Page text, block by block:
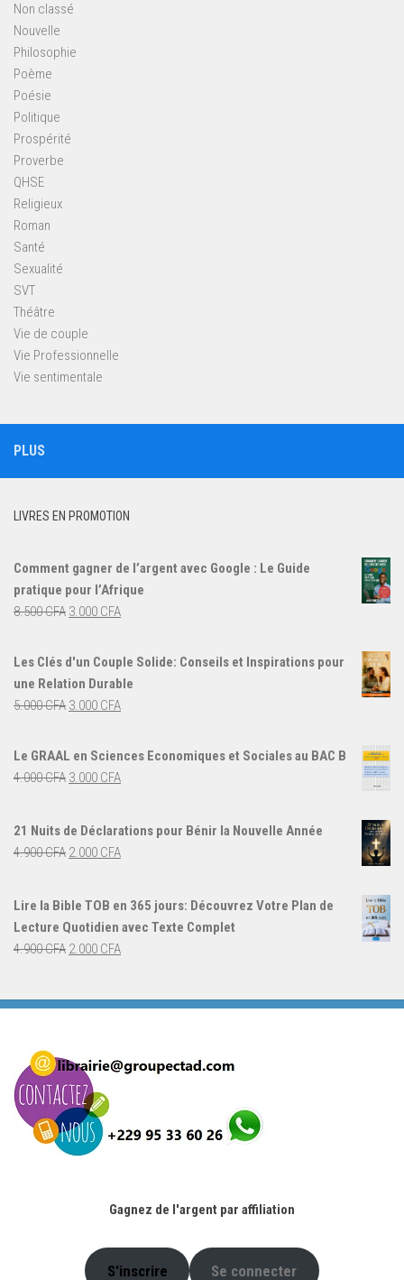
Non classé
Nouvelle
Philosophie
Poème
Poésie
Politique
Prospérité
Proverbe
QHSE
Religieux
Roman
Santé
Sexualité
SVT
Théâtre
Vie de couple
Vie Professionnelle
Vie sentimentale
PLUS
LIVRES EN PROMOTION
Comment gagner de l’argent avec Google : Le Guide
pratique pour l’Afrique
8.500CFA Le
initial
était :
8.500 CFA.
3.000 CFALe
actuel
est :
Les Clés d'un Couple Solide: Conseils et Inspirations pour
une Relation Durable
5.000CFA Le
initial
était :
3.000 CFALe
actuel
Le GRAAL en Sciences Economiques et Sociales au BAC B
4.000CFA Le
4.000 CFA.
3.000 CFALe
3.000 CFA.
21 Nuits de Déclarations pour Bénir la Nouvelle Année
4.900CFA Le
4.900 CFA.
2.000 CFALe
Lire la Bible TOB en 365 jours: Découvrez Votre Plan de
Lecture Quotidien avec Texte Complet
4.900CFA Le
était :
2.000 CFALe
est :
Gagnez de l'argent par affiliation
S'inscrire Se connecter